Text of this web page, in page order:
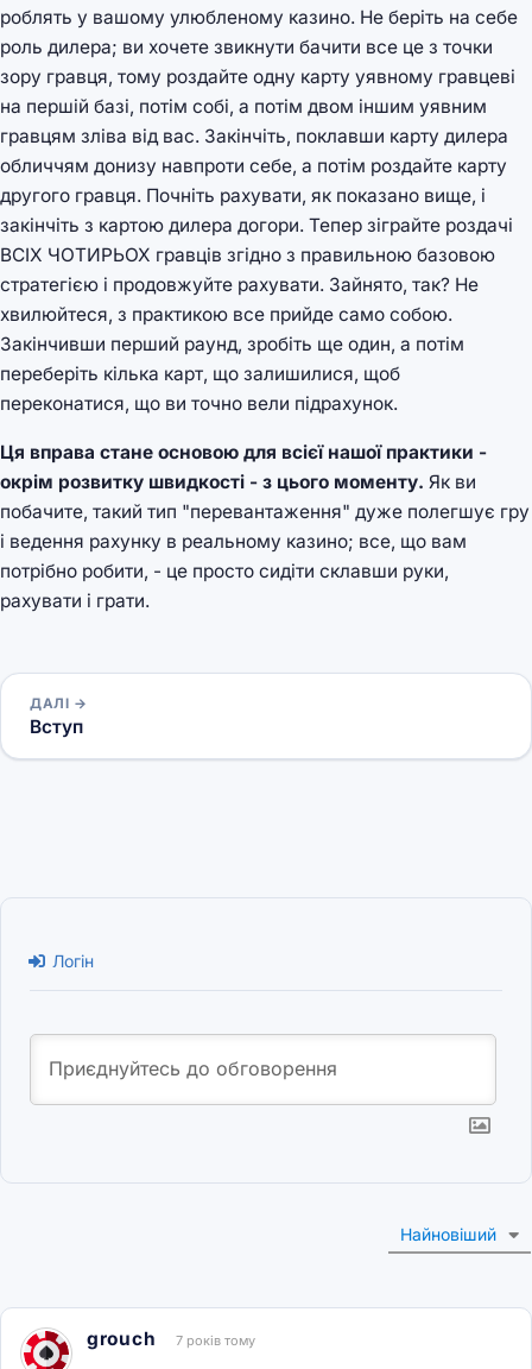
роблять у вашому улюбленому казино. Не беріть на себе
роль дилера; ви хочете звикнути бачити все це з точки
зору гравця, тому роздайте одну карту уявному гравцеві
на першій базі, потім собі, а потім двом іншим уявним
гравцям зліва від вас. Закінчіть, поклавши карту дилера
обличчям донизу навпроти себе, а потім роздайте карту
другого гравця. Почніть рахувати, як показано вище, і
закінчіть з картою дилера догори. Тепер зіграйте роздачі
ВСІХ ЧОТИРЬОХ гравців згідно з правильною базовою
стратегією і продовжуйте рахувати. Зайнято, так? Не
хвилюйтеся, з практикою все прийде само собою.
Закінчивши перший раунд, зробіть ще один, а потім
переберіть кілька карт, що залишилися, щоб
переконатися, що ви точно вели підрахунок.
Ця вправа стане основою для всієї нашої практики -
окрім розвитку швидкості - з цього моменту. Як ви
побачите, такий тип "перевантаження" дуже полегшує гру
і ведення рахунку в реальному казино; все, що вам
потрібно робити, - це просто сидіти склавши руки,
рахувати і грати.
ДАЛІ →
Вступ
Логін
Найновіший
grouch 7 років тому